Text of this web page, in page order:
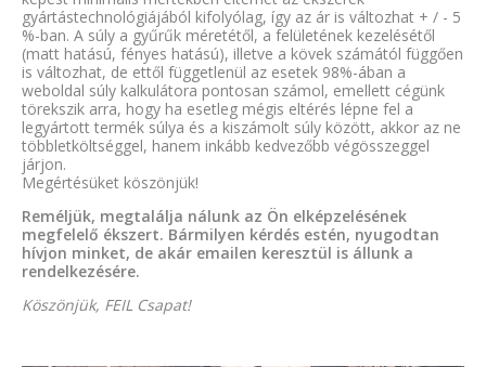
gyártástechnológiájából kifolyólag, így az ár is változhat + / - 5
%-ban. A súly a gyűrűk méretétől, a felületének kezelésétől
(matt hatású, fényes hatású), illetve a kövek számától függően
is változhat, de ettől függetlenül az esetek 98%-ában a
weboldal súly kalkulátora pontosan számol, emellett cégünk
törekszik arra, hogy ha esetleg mégis eltérés lépne fel a
legyártott termék súlya és a kiszámolt súly között, akkor az ne
többletköltséggel, hanem inkább kedvezőbb végösszeggel
járjon.
Megértésüket köszönjük!
Reméljük, megtalálja nálunk az Ön elképzelésének
megfelelő ékszert. Bármilyen kérdés estén, nyugodtan
hívjon minket, de akár emailen keresztül is állunk a
rendelkezésére.
Köszönjük, FEIL Csapat!